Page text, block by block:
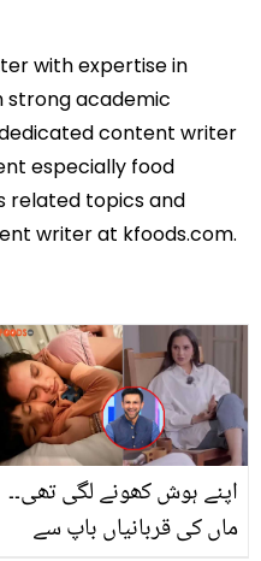
with expertise in
strong academic
content writer
especially food
related topics and
writer at kfoods.com.
اپنے ہوش کھونے لگی تھی۔۔
ماں کی قربانیاں باپ سے